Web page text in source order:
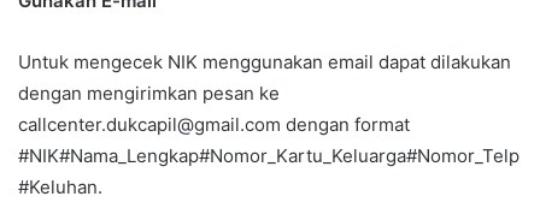
Untuk mengecek NIK menggunakan email dapat dilakukan
dengan mengirimkan pesan ke
callcenter.dukcapil@gmail.com dengan format
#NIK#Nama_Lengkap#Nomor_Kartu_Keluarga#Nomor_Telp
#Keluhan.